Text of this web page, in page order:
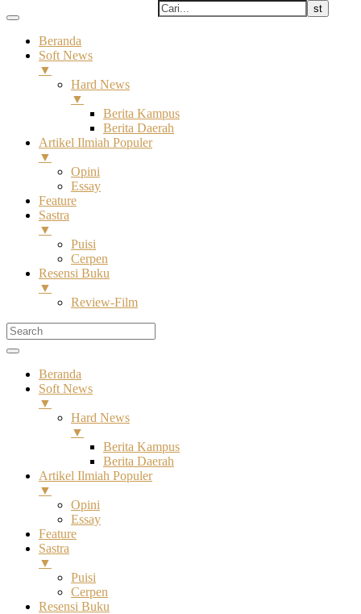
Beranda
Soft News
▼
Hard News
▼
Berita Kampus
Berita Daerah
Artikel Ilmiah Populer
▼
Opini
Essay
Feature
Sastra
▼
Puisi
Cerpen
Resensi Buku
▼
Review-Film
Beranda
Soft News
▼
Hard News
▼
Berita Kampus
Berita Daerah
Artikel Ilmiah Populer
▼
Opini
Essay
Feature
Sastra
▼
Puisi
Cerpen
Resensi Buku